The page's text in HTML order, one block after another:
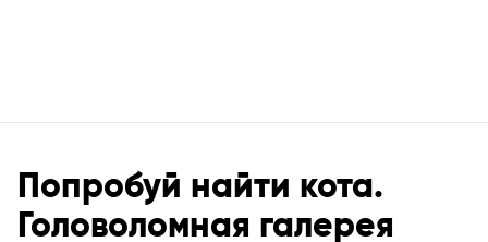
Попробуй найти кота.
Головоломная галерея